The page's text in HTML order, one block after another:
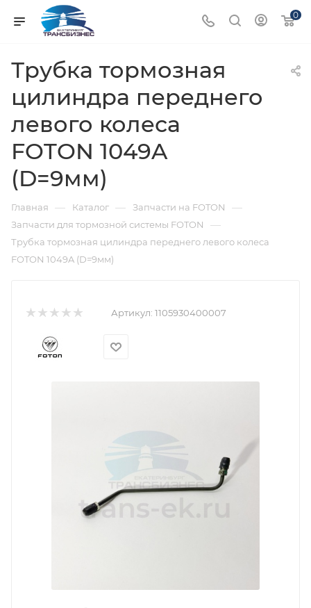
0
Трубка тормозная
цилиндра переднего
левого колеса
FOTON 1049A
(D=9мм)
Главная — Каталог — Запчасти на FOTON —
Запчасти для тормозной системы FOTON —
Трубка тормозная цилиндра переднего левого колеса
FOTON 1049A (D=9мм)
Артикул: 1105930400007